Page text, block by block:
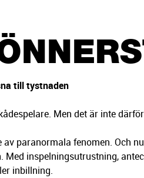
i
n
till tystnaden
Men det är inte
av paranormala fenomen. Och
Med inspelningsutrustning,
inbillning.